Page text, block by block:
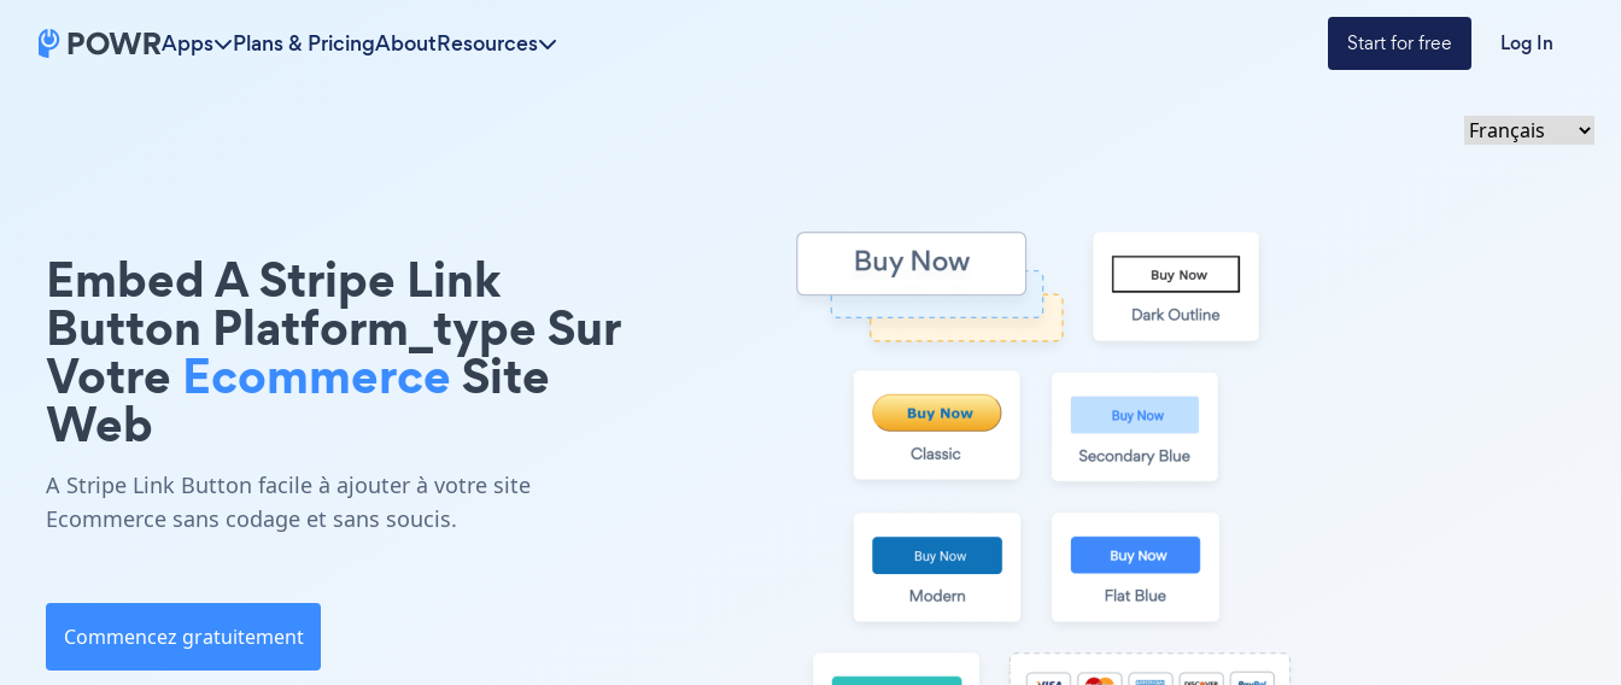
Apps Plans & PricingAboutResources Start for free Log In
Embed A Stripe Link
Button Platform_type Sur
Votre EcommerceSite
Web
A Stripe Link Button facile à ajouter à votre site
Ecommerce sans codage et sans soucis.
Commencez gratuitement